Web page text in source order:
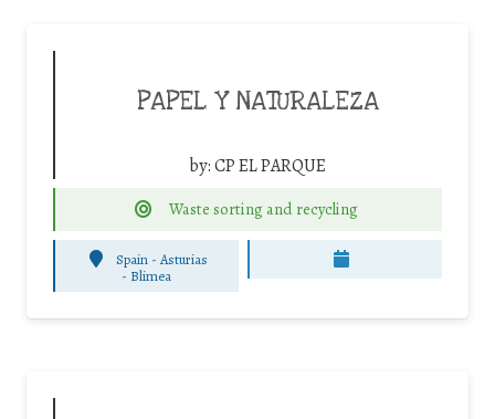
PAPEL Y NATURALEZA
by:CP EL PARQUE
Waste sorting and recycling
Spain - Asturias
- Blimea